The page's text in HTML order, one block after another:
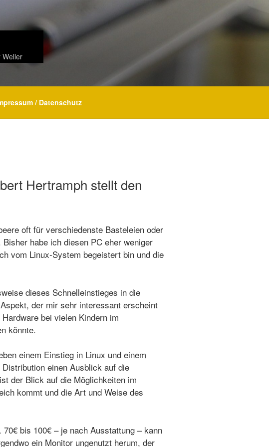
Weller
/ Datenschutz
Hertramph stellt den
oft für verschiedenste Basteleienoder
habe ich diesen PC eher weniger
vom Linux-System begeistert bin und die
dieses Schnelleinstieges in die
der mir sehr interessant erscheint
bei vielen Kindern im
könnte.
einem Einstieg in Linux und einem
einen Ausblick auf die
der Blick auf die Möglichkeiten im
kommt und die Art und Weise des
bis 100€ – je nach Ausstattung – kann
ein Monitor ungenutzt herum, der